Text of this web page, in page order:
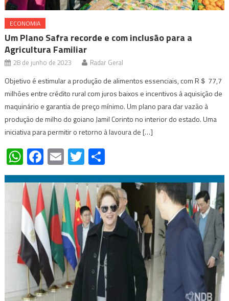
ECONOMIA
Um Plano Safra recorde e com inclusão para a
Agricultura Familiar
28 de junho de 2023 Radar Geral
Objetivo é estimular a produção de alimentos essenciais, com R＄ 77,7
milhões entre crédito rural com juros baixos e incentivos à aquisição de
maquinário e garantia de preço mínimo. Um plano para dar vazão à
produção de milho do goiano Jamil Corinto no interior do estado. Uma
iniciativa para permitir o retorno à lavoura de […]
WhatsApp
Facebook
EmailTwitter